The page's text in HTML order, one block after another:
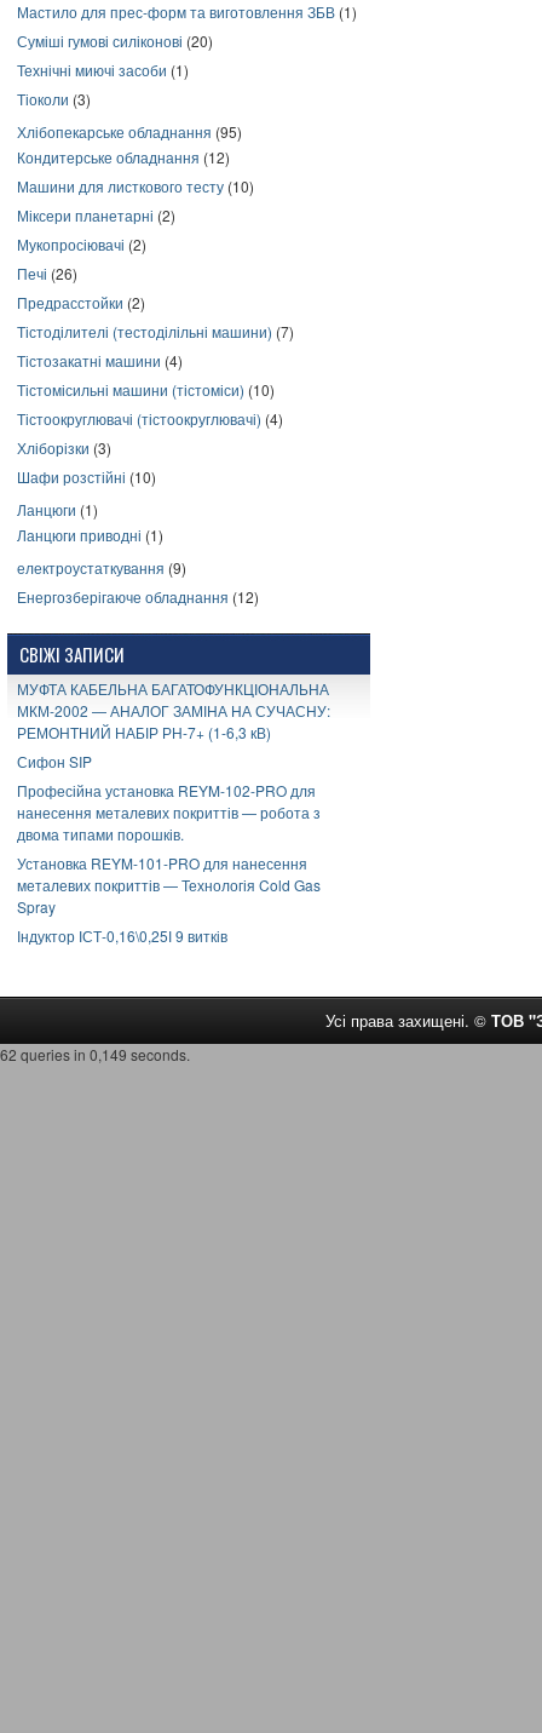
Мастило для прес-форм та виготовлення ЗБВ (1)
Суміші гумові силіконові (20)
Технічні миючі засоби (1)
Тіоколи (3)
Хлібопекарське обладнання (95)
Кондитерське обладнання (12)
Машини для листкового тесту (10)
Міксери планетарні (2)
Мукопросіювачі (2)
Печі (26)
Предрасстойки (2)
Тістоділителі (тестоділільні машини) (7)
Тістозакатні машини (4)
Тістомісильні машини (тістоміси) (10)
Тістоокруглювачі (тістоокруглювачі) (4)
Хліборізки (3)
Шафи розстійні (10)
Ланцюги (1)
Ланцюги приводні (1)
електроустаткування (9)
Енергозберігаюче обладнання (12)
СВІЖІ ЗАПИСИ
МУФТА КАБЕЛЬНА БАГАТОФУНКЦІОНАЛЬНА
МКМ-2002 — АНАЛОГ ЗАМІНА НА СУЧАСНУ:
РЕМОНТНИЙ НАБІР РН-7+ (1-6,3 кВ)
Сифон SIP
Професійна установка REYM-102-PRO для
нанесення металевих покриттів — робота з
двома типами порошків.
Установка REYM-101-PRO для нанесення
металевих покриттів — Технологія Cold Gas
Spray
Індуктор ІСТ-0,16\0,25І 9 витків
Усі права захищені. © ТОВ
62 queries in 0,149 seconds.